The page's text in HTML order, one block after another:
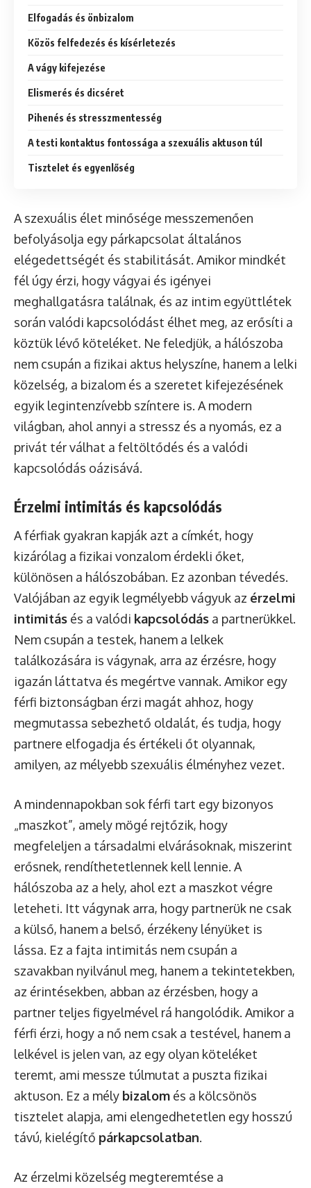
Elfogadás és önbizalom
Közös felfedezés és kísérletezés
A vágy kifejezése
Elismerés és dicséret
Pihenés és stresszmentesség
A testi kontaktus fontossága a szexuális aktuson túl
Tisztelet és egyenlőség
A szexuális élet minősége messzemenően
befolyásolja egy párkapcsolat általános
elégedettségét és stabilitását. Amikor mindkét
fél úgy érzi, hogy vágyai és igényei
meghallgatásra találnak, és az intim együttlétek
során valódi kapcsolódást élhet meg, az erősíti a
köztük lévő köteléket. Ne feledjük, a hálószoba
nem csupán a fizikai aktus helyszíne, hanem a lelki
közelség, a bizalom és a szeretet kifejezésének
egyik legintenzívebb színtere is. A modern
világban, ahol annyi a stressz és a nyomás, ez a
privát tér válhat a feltöltődés és a valódi
kapcsolódás oázisává.
Érzelmi intimitás és kapcsolódás
A férfiak gyakran kapják azt a címkét, hogy
kizárólag a fizikai vonzalom érdekli őket,
különösen a hálószobában. Ez azonban tévedés.
Valójában az egyik legmélyebb vágyuk az érzelmi
intimitás és a valódi kapcsolódás a partnerükkel.
Nem csupán a testek, hanem a lelkek
találkozására is vágynak, arra az érzésre, hogy
igazán láttatva és megértve vannak. Amikor egy
férfi biztonságban érzi magát ahhoz, hogy
megmutassa sebezhető oldalát, és tudja, hogy
partnere elfogadja és értékeli őt olyannak,
amilyen, az mélyebb szexuális élményhez vezet.
A mindennapokban sok férfi tart egy bizonyos
„maszkot”, amely mögé rejtőzik, hogy
megfeleljen a társadalmi elvárásoknak, miszerint
erősnek, rendíthetetlennek kell lennie. A
hálószoba az a hely, ahol ezt a maszkot végre
leteheti. Itt vágynak arra, hogy partnerük ne csak
a külső, hanem a belső, érzékeny lényüket is
lássa. Ez a fajta intimitás nem csupán a
szavakban nyilvánul meg, hanem a tekintetekben,
az érintésekben, abban az érzésben, hogy a
partner teljes figyelmével rá hangolódik. Amikor a
férfi érzi, hogy a nő nem csak a testével, hanem a
lelkével is jelen van, az egy olyan köteléket
teremt, ami messze túlmutat a puszta fizikai
aktuson. Ez a mély bizalom és a kölcsönös
tisztelet alapja, ami elengedhetetlen egy hosszú
távú, kielégítő párkapcsolatban.
Az érzelmi közelség megteremtése a